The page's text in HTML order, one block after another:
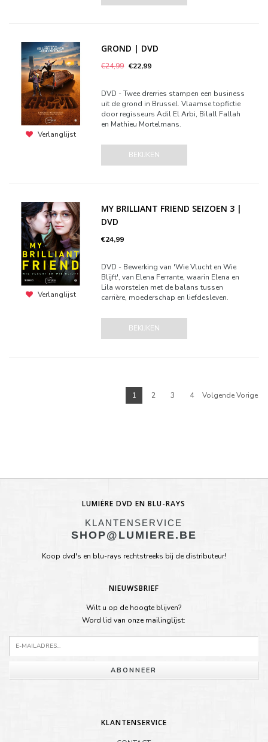
Verlanglijst
GROND | DVD
€24,99 €22,99
DVD - Twee drerries stampen een business
uit de grond in Brussel. Vlaamse topfictie
door regisseurs Adil El Arbi, Bilall Fallah
en Mathieu Mortelmans.
BEKIJKEN
Verlanglijst
MY BRILLIANT FRIEND SEIZOEN 3 |
DVD
€24,99
DVD - Bewerking van 'Wie Vlucht en Wie
Blijft', van Elena Ferrante, waarin Elena en
Lila worstelen met de balans tussen
carrière, moederschap en liefdesleven.
BEKIJKEN
1 2 3 4 Volgende Vorige
LUMIÈRE DVD EN BLU-RAYS
KLANTENSERVICE
SHOP@LUMIERE.BE
Koop dvd's en blu-rays rechtstreeks bij de distributeur!
NIEUWSBRIEF
Wilt u op de hoogte blijven?
Word lid van onze mailinglijst:
ABONNEER
KLANTENSERVICE